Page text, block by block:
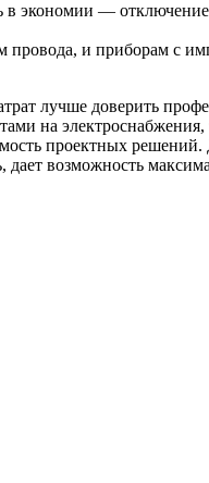
в экономии —
провода, и приборам с
лучше доверить
на
проектных
дает возможность